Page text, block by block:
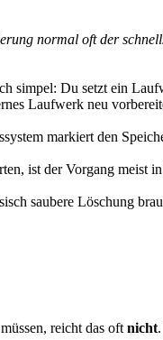
normal oft der
simpel: Du setzt ein
Laufwerk neu
markiert den
ist der Vorgang meist
saubere Löschung
reicht das oft nicht